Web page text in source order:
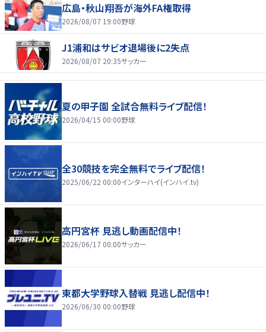
広島・秋山翔吾が海外FA権取得
2026/08/07 19:00野球
J1浦和はサビオ退場後に2失点
2026/08/07 20:35サッカー
夏の甲子園 全試合無料ライブ配信！
2026/04/15 00:00野球
全30競技を完全無料でライブ配信！
2025/06/22 00:00インターハイ(インハイ.tv)
高円宮杯 見逃し動画配信中！
2026/06/17 00:00サッカー
東都大学野球入替戦 見逃し配信中！
2026/06/30 00:00野球